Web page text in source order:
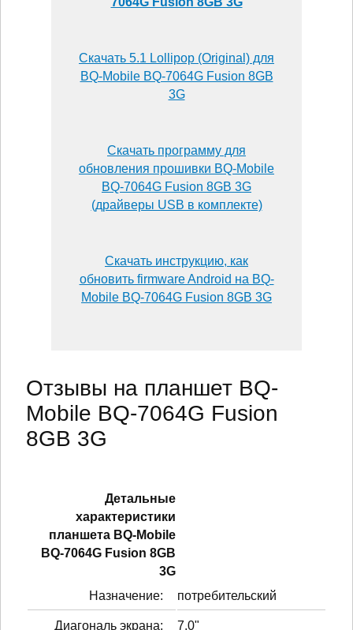
Скачать 5.1 Lollipop (Original) для
BQ-Mobile BQ-7064G Fusion 8GB
3G
Скачать программу для
обновления прошивки BQ-Mobile
BQ-7064G Fusion 8GB 3G
(драйверы USB в комплекте)
Скачать инструкцию, как
обновить firmware Android на BQ-
Mobile BQ-7064G Fusion 8GB 3G
Отзывы на планшет BQ-
Mobile BQ-7064G Fusion
8GB 3G
Детальные
характеристики
планшетa BQ-Mobile
BQ-7064G Fusion 8GB
3G
Назначение:
потребительский
Диагональ экрана: 7.0"